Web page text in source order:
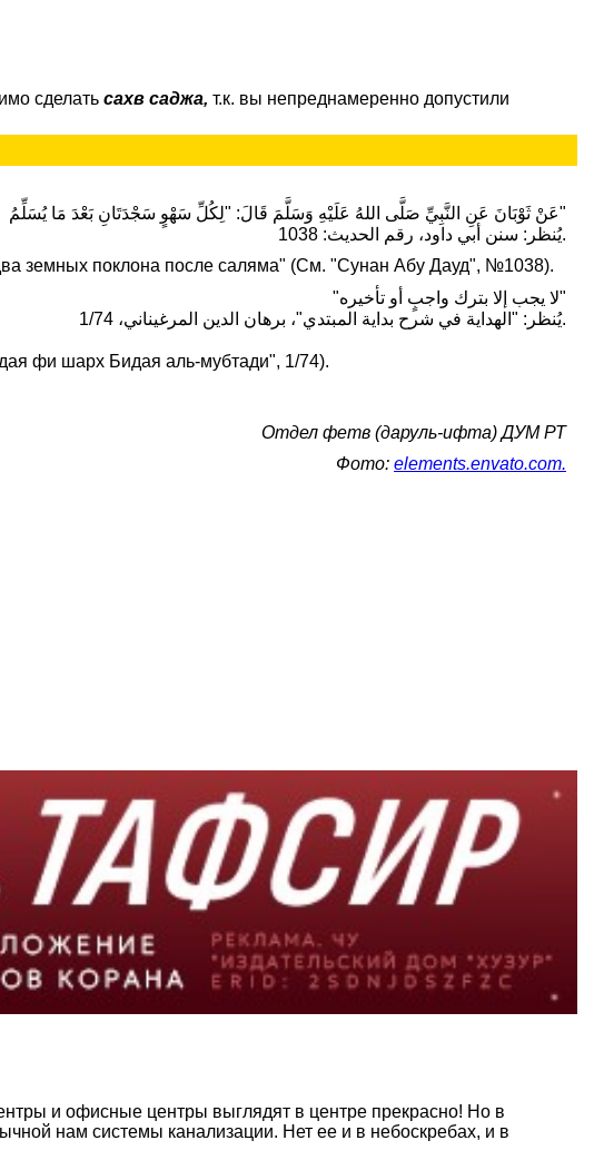
сделать сахв саджа, т.к. вы непреднамеренно допустили
عَنْ ثَوْبَانَ عَنِ النَّبِيِّ صَلَّى اللهُ عَلَيْهِ وَسَلَّمَ قَالَ: "لِكُلِّ سَهْوٍ سَجْدَتَانِ بَعْدَ مَا يُسَلِّمُ"
يُنظر: سنن أبي داود، رقم الحديث: 1038.
земных поклона после саляма" (См. "Сунан Абу Дауд", №1038).
"لا يجب إلا بترك واجبٍ أو تأخيره"
يُنظر: "الهداية في شرح بداية المبتدي"، برهان الدين المرغيناني، 1/74.
фи шарх Бидая аль-мубтади", 1/74).
Отдел фетв (даруль-ифта) ДУМ РТ
Фото: elements.envato.com.
и офисные центры выглядят в центре прекрасно! Но в
нам системы канализации. Нет ее и в небоскребах, и в